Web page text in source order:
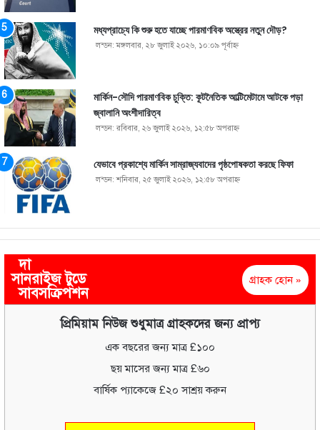
মধ্যপ্রাচ্যে কি শুরু হতে যাচ্ছে পারমাণবিক অস্ত্রের নতুন দৌড়?
লন্ডন: মঙ্গলবার, ২৮ জুলাই ২০২৬, ১০:০৯ পূর্বাহ্ণ
মার্কিন-সৌদি পারমাণবিক চুক্তি: কূটনৈতিক আল্টিমেটামে আটকে পড়া
জ্বালানি অংশীদারিত্ব
লন্ডন: রবিবার, ২৬ জুলাই ২০২৬, ১২:৫৮ অপরাহ্ণ
যেভাবে প্রকাশ্যে মার্কিন সাম্রাজ্যবাদের পৃষ্ঠপোষকতা করছে ফিফা
লন্ডন: শনিবার, ২৫ জুলাই ২০২৬, ১২:৫৮ অপরাহ্ণ
দা
সানরাইজ টুডে
সাবসক্রিপশন
গ্রাহক হোন »
প্রিমিয়াম নিউজ শুধুমাত্র গ্রাহকদের জন্য প্রাপ্য
এক বছরের জন্য মাত্র £১০০
ছয় মাসের জন্য মাত্র £৬০
বার্ষিক প্যাকেজে £২০ সাশ্রয় করুন